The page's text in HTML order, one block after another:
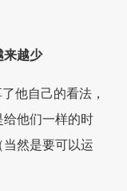
越少
他自己的看法，
他们一样的时
然是要可以运